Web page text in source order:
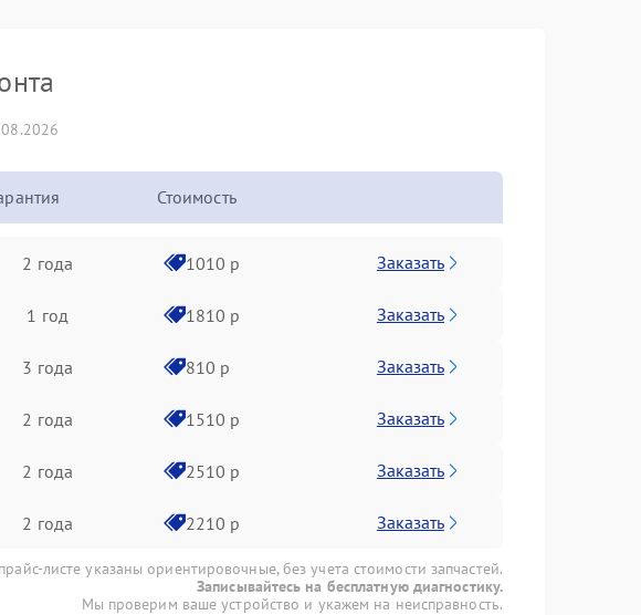
Стоимость
2 года 1010 р Заказать
1 год 1810 р Заказать
3 года 810 р Заказать
2 года 1510 р Заказать
2 года 2510 р Заказать
2 года 2210 р Заказать
листе указаны ориентировочные, без учета стоимости запчастей.
Записывайтесь на бесплатную диагностику.
Мы проверим ваше устройство и укажем на неисправность.